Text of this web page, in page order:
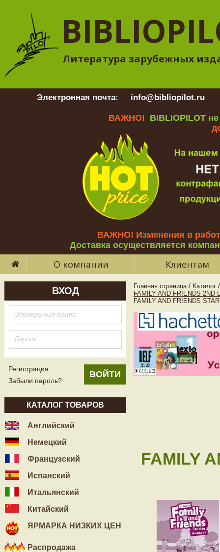
Литература зарубежных
Электронная почта: info@bibliopilot.ru
ВАЖНО! BIBLIOPILOT
ВАЖНО! Изменения в
Доставка осуществляется
О компании Клиентам
ВХОД
Регистрация
Забыли пароль?
КАТАЛОГ ТОВАРОВ
Английский
Немецкий
Французский
Испанский
Итальянский
Китайский
ЯРМАРКА НИЗКИХ ЦЕН
Распродажа
Главная страница / Каталог /
FAMILY AND FRIENDS
FAMILY AND FRIENDS
FAMILY